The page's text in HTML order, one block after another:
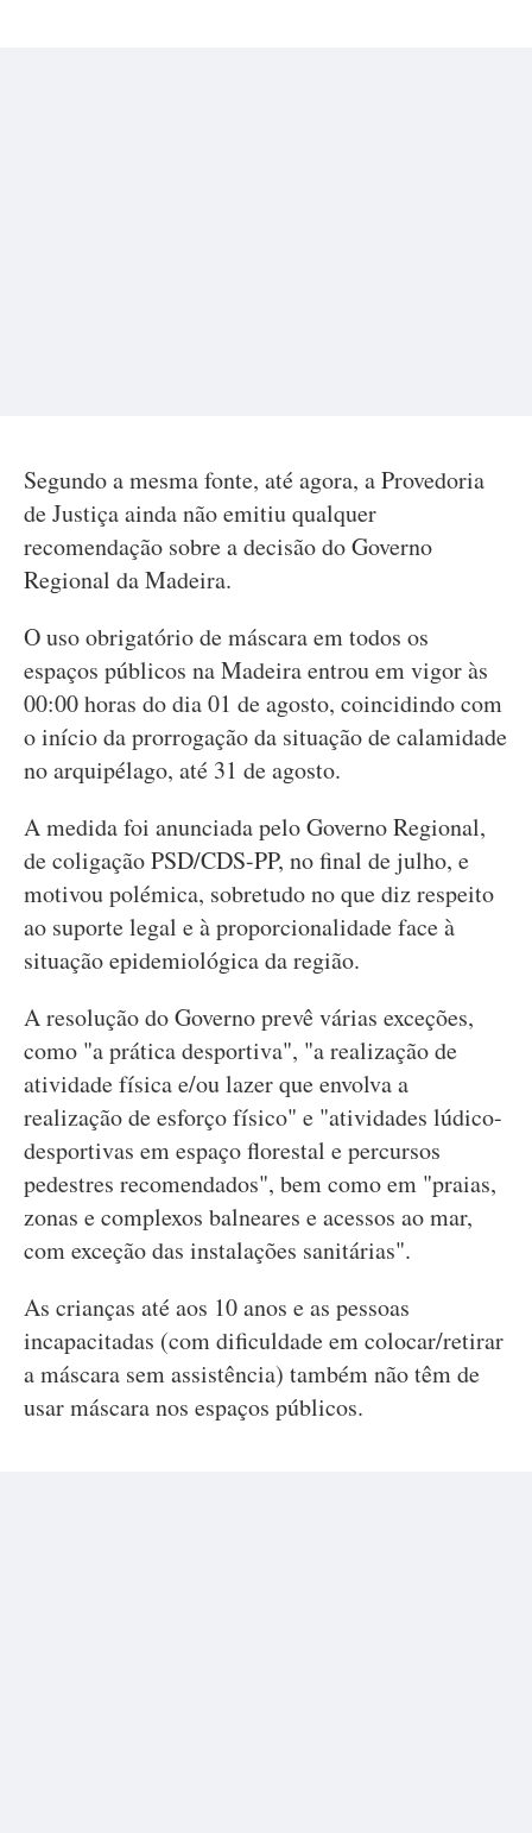
Segundo a mesma fonte, até agora, a Provedoria
de Justiça ainda não emitiu qualquer
recomendação sobre a decisão do Governo
Regional da Madeira.
O uso obrigatório de máscara em todos os
espaços públicos na Madeira entrou em vigor às
00:00 horas do dia 01 de agosto, coincidindo com
o início da prorrogação da situação de calamidade
no arquipélago, até 31 de agosto.
A medida foi anunciada pelo Governo Regional,
de coligação PSD/CDS-PP, no final de julho, e
motivou polémica, sobretudo no que diz respeito
ao suporte legal e à proporcionalidade face à
situação epidemiológica da região.
A resolução do Governo prevê várias exceções,
como "a prática desportiva", "a realização de
atividade física e/ou lazer que envolva a
realização de esforço físico" e "atividades lúdico-
desportivas em espaço florestal e percursos
pedestres recomendados", bem como em "praias,
zonas e complexos balneares e acessos ao mar,
com exceção das instalações sanitárias".
As crianças até aos 10 anos e as pessoas
incapacitadas (com dificuldade em colocar/retirar
a máscara sem assistência) também não têm de
usar máscara nos espaços públicos.